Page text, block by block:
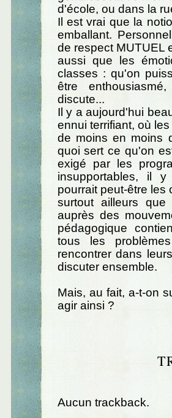
d'école, ou dans la
Il est vrai que la
emballant.
de respect MUTUEL
aussi que les
classes : qu'on
être
discute...
Il y a aujourd'hui
ennui terrifiant, où
de moins en moins
quoi sert ce qu'on
exigé par les
insupportables, il
pourrait peut-être les
surtout ailleurs
auprès des
pédagogique
tous les
rencontrer dans
discuter ensemble.
Mais, au fait, a-t-on
agir ainsi ?
Aucun trackback.